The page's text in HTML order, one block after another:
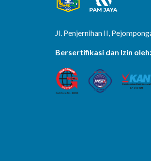
Jl. Penjernihan II,
Bersertifikasi dan Izin oleh: